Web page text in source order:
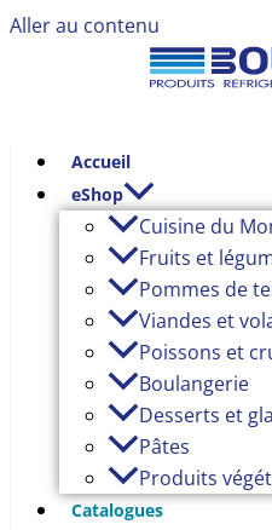
Aller au contenu
Accueil
eShop
Cuisine du
Fruits et
Pommes de
Viandes et
Poissons et
Boulangerie
Desserts et
Pâtes
Produits
Catalogues